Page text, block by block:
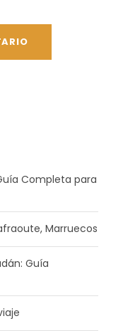
Completa para
Marruecos
Guía